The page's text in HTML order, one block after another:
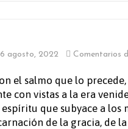
agosto, 2022 Comentarios
el salmo que lo
con vistas a la era
que subyace a los
de la gracia, de